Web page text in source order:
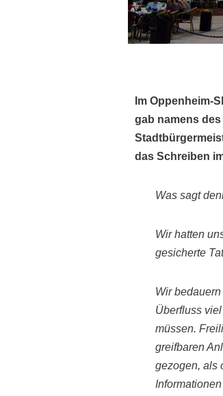
Im Oppenheim-
gab namens
das Schreiben
Was sagt
Wir hatten
gesicherte
Wir
Überfluss
müssen.
greifbaren
gezogen, als